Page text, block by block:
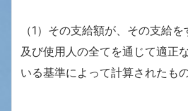
（1）その支給額が、その支給
及び使用人の全てを通じて適正
いる基準によって計算されたも